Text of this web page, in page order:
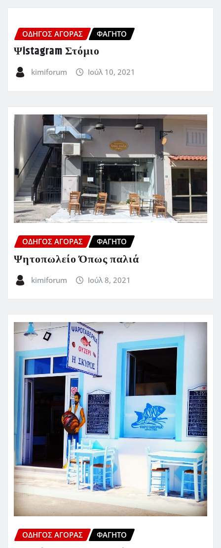
ΟΔΗΓΌΣ ΑΓΟΡΆΣ ΦΑΓΗΤΌ
Ψistagram Στόμιο
kimiforum Ιούλ 10, 2021
ΟΔΗΓΌΣ ΑΓΟΡΆΣ ΦΑΓΗΤΌ
Ψητοπωλείο Όπως παλιά
kimiforum Ιούλ 8, 2021
ΟΔΗΓΌΣ ΑΓΟΡΆΣ ΦΑΓΗΤΌ